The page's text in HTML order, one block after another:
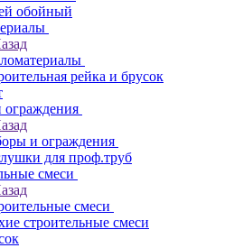
обойный
рейка и брусок
ограждения
и ограждения
для проф.труб
смеси
смеси
строительные смеси